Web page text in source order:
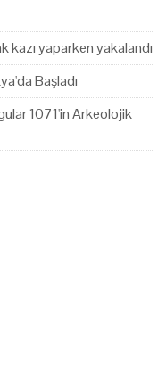
yaparken yakalandı
Başladı
1071'in Arkeolojik